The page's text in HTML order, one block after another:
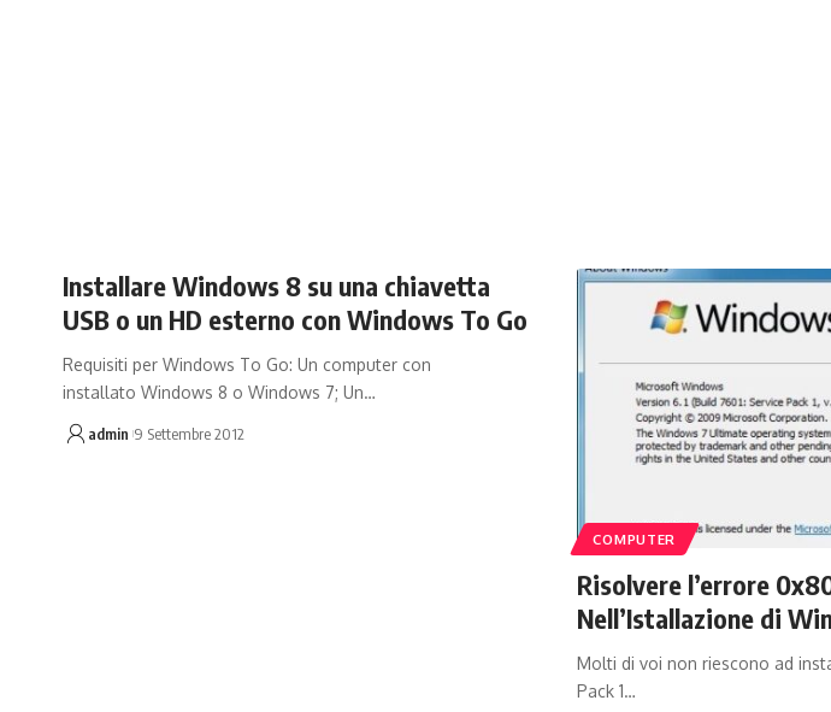
Installare Windows 8 su una chiavetta
USB o un HD esterno con Windows To Go
Requisiti per Windows To Go: Un computer con
installato Windows 8 o Windows 7; Un…
admin 9 Settembre 2012
COMPUTER
Risolvere l’errore
Nell’Istallazione di
Molti di voi non riescono ad
Pack 1…